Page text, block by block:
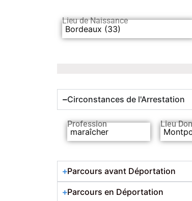
Lieu de Naissance
Bordeaux (33)
Circonstances de l'Arrestation
Profession
maraîcher
Lieu
Parcours avant Déportation
Parcours en Déportation